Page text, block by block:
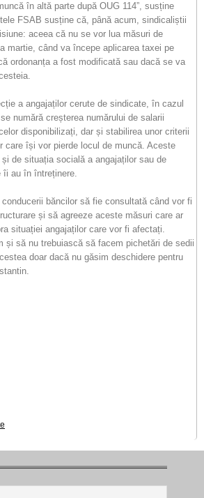
în altă parte după OUG 114”, susține
FSAB susține că, până acum, sindicaliștii
aceea că nu se vor lua măsuri de
martie, când va începe aplicarea taxei pe
ordonanța a fost modificată sau dacă se va
a angajaților cerute de sindicate, în cazul
numără creșterea numărului de salarii
disponibilizați, dar și stabilirea unor criterii
care își vor pierde locul de muncă. Aceste
de situația socială a angajaților sau de
îi au în întreținere.
băncilor să fie consultată când vor fi
și să agreeze aceste măsuri care ar
situației angajaților care vor fi afectați.
și să nu trebuiască să facem pichetări de sedii
doar dacă nu găsim deschidere pentru